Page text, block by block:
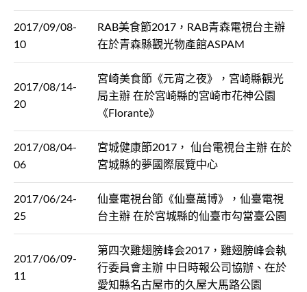
2017/09/08-
10
RAB美食節2017，RAB青森電視台主辦
在於青森縣觀光物產館ASPAM
2017/08/14-
20
宮崎美食節《元宵之夜》，宮崎縣観光
局主辦 在於宮崎縣的宮崎市花神公園
《Florante》
2017/08/04-
06
宮城健康節2017， 仙台電視台主辦 在於
宮城縣的夢國際展覽中心
2017/06/24-
25
仙臺電視台節《仙臺萬博》，仙臺電視
台主辦 在於宮城縣的仙臺市勾當臺公園
2017/06/09-
11
第四次雞翅膀峰会2017，雞翅膀峰会執
行委員會主辦 中日時報公司協辦、在於
愛知縣名古屋市的久屋大馬路公園